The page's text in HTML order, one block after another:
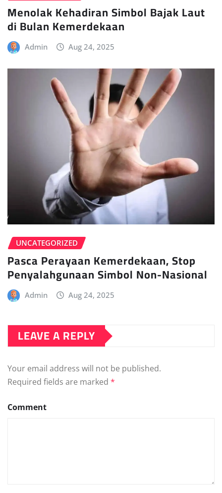
Menolak Kehadiran Simbol Bajak Laut
di Bulan Kemerdekaan
Admin Aug 24, 2025
UNCATEGORIZED
Pasca Perayaan Kemerdekaan, Stop
Penyalahgunaan Simbol Non-Nasional
Admin Aug 24, 2025
LEAVE A REPLY
Your email address will not be published.
Required fields are marked *
Comment